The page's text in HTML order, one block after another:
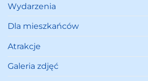
Wydarzenia
Dla mieszkańców
Atrakcje
Galeria zdjęć